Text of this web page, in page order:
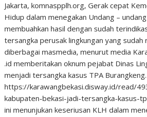
Jakarta, komnaspplh.org, Gerak cepat
Hidup dalam menegakan Undang –
membuahkan hasil dengan sudah
tersangka perusak lingkungan yang sudah
diberbagai masmedia, menurut media
.id memberitakan oknum pejabat Dinas
menjadi tersangka kasus TPA Burangkeng.
https://karawangbekasi.disway.id/read/
kabupaten-bekasi-jadi-tersangka-kasus-
ini menunjukan keseriusan KLH dalam